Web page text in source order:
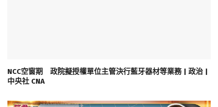
NCC空窗期 政院擬授權單位主管決行藍牙器材等業務 | 政治 |
中央社 CNA